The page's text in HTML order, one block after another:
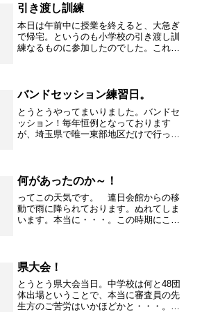
で、いつも以上に色々と手間が...
引き渡し訓練
本日は午前中に授業を終えると、大急ぎ
で帰宅。というのも小学校の引き渡し訓
練なるものに参加したのでした。これは
引き取るという内容。実際...
バンドセッション練習日。
とうとうやってまいりました。バンドセ
ッション！毎年恒例となっております
が、埼玉県で唯一東部地区だけで行って
しょう。 私はポップスバン...
何があったのか～！
ってこの天気です。 連日会館からの移
動で雨に降られております。ぬれてしま
います。本当に・・・。この時期にこの
りました。大きい施設の中...
県大会！
とうとう県大会当日。中学校は何と48団
体出場ということで、本当に審査員の先
生方のご苦労はいかほどかと・・・。代